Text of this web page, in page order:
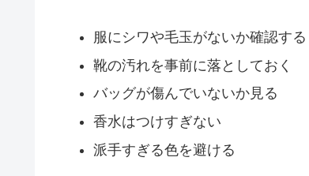
服にシワや毛玉がないか確認する
靴の汚れを事前に落としておく
バッグが傷んでいないか見る
香水はつけすぎない
派手すぎる色を避ける